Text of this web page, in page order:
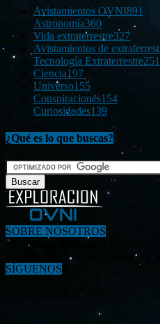
Avistamientos OVNI891
Astronomía360
Vida extraterrestre327
Avistamientos de
Tecnología Extraterrestre251
Ciencia197
Universo155
Conspiraciones154
Curiosidades139
¿Qué es lo que buscas?
SOBRE NOSOTROS
«Investigar, descubrir y difundir la
enigmas relacionados al tema
SÍGUENOS